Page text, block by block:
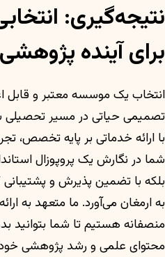
نتیجه‌گیری:
برای آینده
انتخاب یک موسسه معتبر و قابل
تصمیمی حیاتی در مسیر
با ارائه خدماتی بر پایه تخصص،
شما در نگارش یک پروپوزال
بلکه با تضمین پذیرش و پشتیبانی
به ارمغان می‌آورد. ما متعهد به
منصفانه هستیم تا شما بتوانید
محتوای علمی و رشد پژوهشی